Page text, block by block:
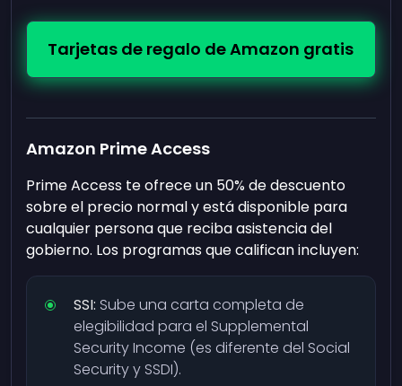
Tarjetas de regalo de Amazon gratis
Amazon Prime Access
Prime Access te ofrece un 50% de descuento
sobre el precio normal y está disponible para
cualquier persona que reciba asistencia del
gobierno. Los programas que califican incluyen:
SSI: Sube una carta completa de
elegibilidad para el Supplemental
Security Income (es diferente del Social
Security y SSDI).